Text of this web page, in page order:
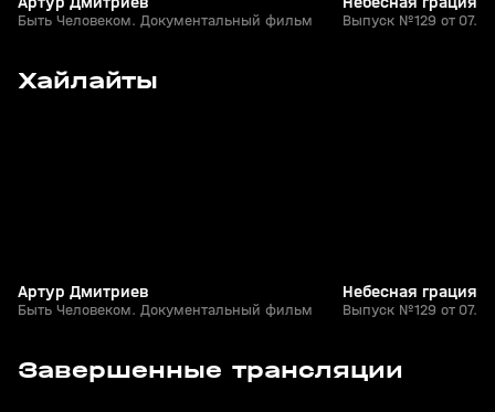
Быть Человеком. Документальный фильм Выпуск №129 от
Хайлайты
Сегодня, 10:55
Артур Дмитриев
Быть Человеком. Документальный фильм
Небесная грация
Выпуск №129 от
Завершенные трансляции
Сегодня, 10:55